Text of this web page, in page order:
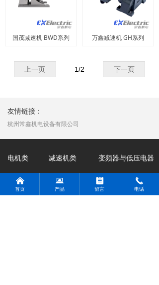
国茂减速机 BWD系列 万鑫减速机 GH系列
上一页 下一页
1/2
变频器与低压电器
西门子变频器
台达变频器
减速机类
台湾晟邦
万鑫精工
电机类
西门子电机
贝得电机
友情链接：
杭州常鑫机电设备有限公司
낀
首页
뀵
产品
뀳
留言
끅
电话